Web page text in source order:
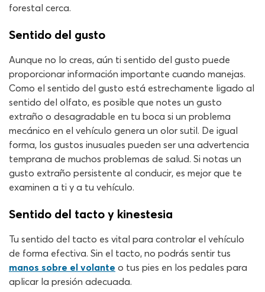
forestal cerca.
Sentido del gusto
Aunque no lo creas, aún ti sentido del gusto puede
proporcionar información importante cuando manejas.
Como el sentido del gusto está estrechamente ligado al
sentido del olfato, es posible que notes un gusto
extraño o desagradable en tu boca si un problema
mecánico en el vehículo genera un olor sutil. De igual
forma, los gustos inusuales pueden ser una advertencia
temprana de muchos problemas de salud. Si notas un
gusto extraño persistente al conducir, es mejor que te
examinen a ti y a tu vehículo.
Sentido del tacto y kinestesia
Tu sentido del tacto es vital para controlar el vehículo
de forma efectiva. Sin el tacto, no podrás sentir tus
manos sobre el volante o tus pies en los pedales para
aplicar la presión adecuada.